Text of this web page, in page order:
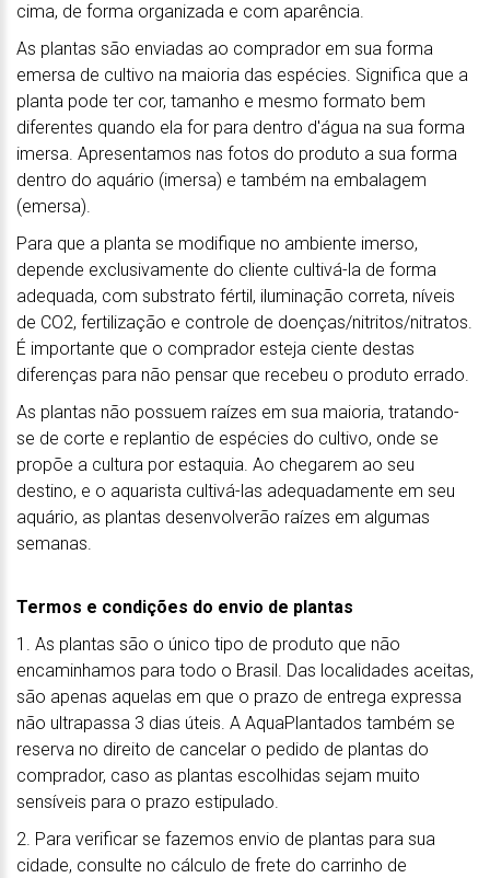
cima, de forma organizada e com aparência.
As plantas são enviadas ao comprador em sua forma
emersa de cultivo na maioria das espécies. Significa que a
planta pode ter cor, tamanho e mesmo formato bem
diferentes quando ela for para dentro d'água na sua forma
imersa. Apresentamos nas fotos do produto a sua forma
dentro do aquário (imersa) e também na embalagem
(emersa).
Para que a planta se modifique no ambiente imerso,
depende exclusivamente do cliente cultivá-la de forma
adequada, com substrato fértil, iluminação correta, níveis
de CO2, fertilização e controle de doenças/nitritos/nitratos.
É importante que o comprador esteja ciente destas
diferenças para não pensar que recebeu o produto errado.
As plantas não possuem raízes em sua maioria, tratando-
se de corte e replantio de espécies do cultivo, onde se
propõe a cultura por estaquia. Ao chegarem ao seu
destino, e o aquarista cultivá-las adequadamente em seu
aquário, as plantas desenvolverão raízes em algumas
semanas.
Termos e condições do envio de plantas
1. As plantas são o único tipo de produto que não
encaminhamos para todo o Brasil. Das localidades aceitas,
são apenas aquelas em que o prazo de entrega expressa
não ultrapassa 3 dias úteis. A AquaPlantados também se
reserva no direito de cancelar o pedido de plantas do
comprador, caso as plantas escolhidas sejam muito
sensíveis para o prazo estipulado.
2. Para verificar se fazemos envio de plantas para sua
cidade, consulte no cálculo de frete do carrinho de